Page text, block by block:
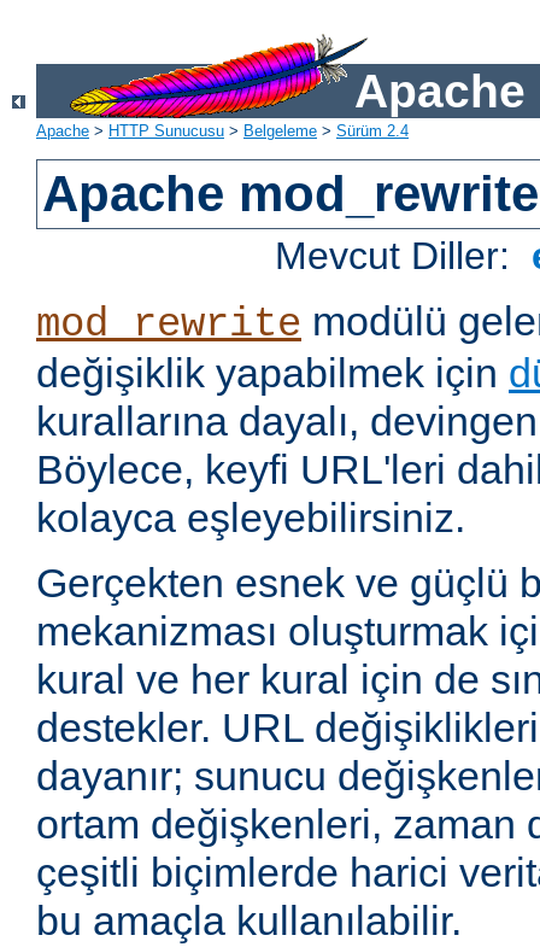
Apache
Apache > HTTP Sunucusu > Belgeleme > Sürüm 2.4
Apache mod_rewrite
Mevcut Diller:
mod_rewrite modülü
değişiklik yapabilmek için
kurallarına dayalı,
Böylece, keyfi URL'leri
kolayca eşleyebilirsiniz.
Gerçekten esnek ve güçlü
mekanizması oluşturmak
kural ve her kural için de
destekler. URL
dayanır; sunucu
ortam değişkenleri, zaman
çeşitli biçimlerde harici
bu amaçla kullanılabilir.